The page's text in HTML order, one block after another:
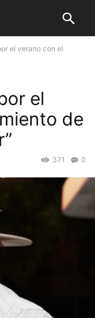
el verano con el
el
de
0
371